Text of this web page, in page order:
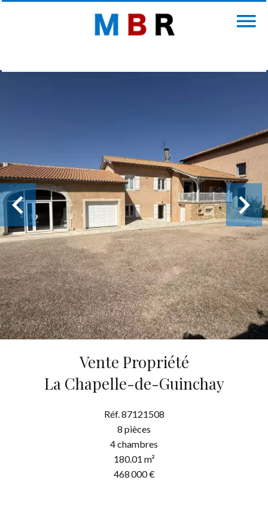
Vente Propriété
La Chapelle-de-Guinchay
Réf. 87121508
8 pièces
4 chambres
180.01 m²
468 000 €